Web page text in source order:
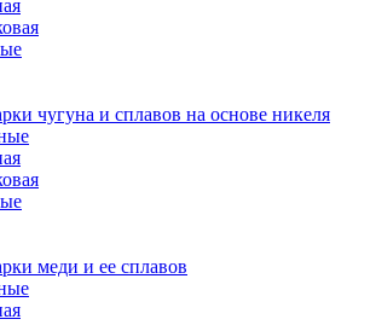
чугуна и сплавов на основе никеля
меди и ее сплавов